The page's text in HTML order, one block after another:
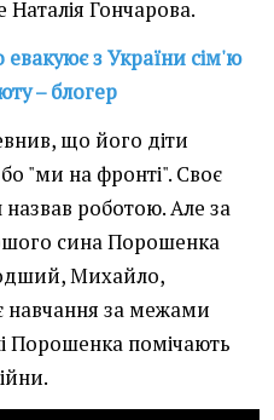
Наталія Гончарова.
з України сім'ю
– блогер
що його діти
"ми на фронті". Своє
назвав роботою. Але за
сина Порошенка
Михайло,
навчання за межами
Порошенка помічають